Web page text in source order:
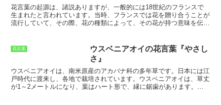
花言葉の起源は、諸説ありますが、一般的には18世紀のフランスで
生まれたと言われています。 当時、フランスでは花を贈り合うことが
流行していて、その際、花の種類によって、その花が持つ意味を伝え
また、古代ギリシャやローマでは、花を贈り合うことで、その花が持
つ意味を伝える習慣がありました。
この習慣は、古代エジプトや中国
にも広がり、やがて花言葉が世界中に普及していきました。
言葉が伝わったのは、19世紀半ばの頃です。明治維新後、日本は西
洋文化を積極的に取り入れるようになり、その中に花言葉も含まれて
いました。花言葉は、日本の女性たちにすぐに受け入れられ、たちま
花言葉
ウスベニアオイの花言葉『やさし
さ』
ウスベニアオイ は、南米原産のアカバナ科の多年草です。日本には江
戸時代に渡来し、各地で栽培されています。ウスベニアオイは、草丈
が1～2メートルになり、葉はハート形で、縁に鋸歯があります。花